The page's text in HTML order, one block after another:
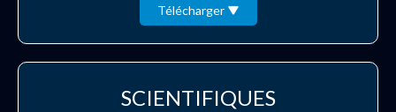
Télécharger
SCIENTIFIQUES